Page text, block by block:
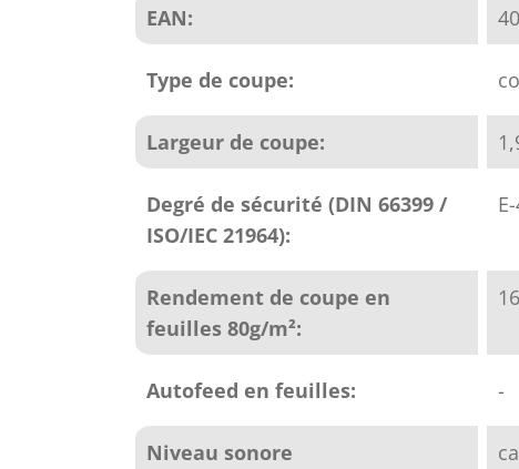
EAN:
Type de coupe:
Largeur de coupe:
Degré de sécurité (DIN 66399 /
ISO/IEC 21964):
Rendement de coupe en
feuilles 80g/m²:
Autofeed en feuilles: -
Niveau sonore